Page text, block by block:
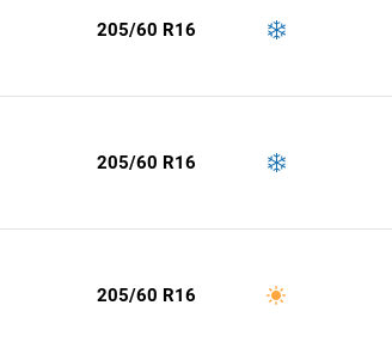
205/60 R16
205/60 R16
205/60 R16